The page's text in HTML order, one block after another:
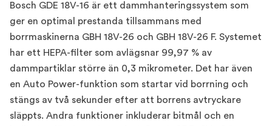
Bosch GDE 18V-16 är ett dammhanteringssystem som
ger en optimal prestanda tillsammans med
borrmaskinerna GBH 18V-26 och GBH 18V-26 F. Systemet
har ett HEPA-filter som avlägsnar 99,97 % av
dammpartiklar större än 0,3 mikrometer. Det har även
en Auto Power-funktion som startar vid borrning och
stängs av två sekunder efter att borrens avtryckare
släppts. Andra funktioner inkluderar bitmål och en